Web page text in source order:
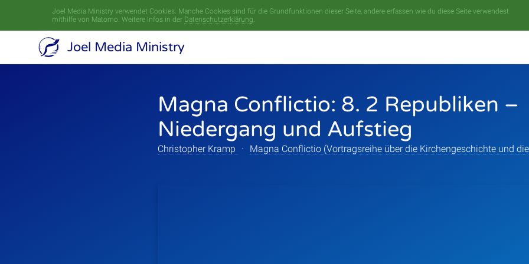
Joel Media Ministry verwendet Cookies. Manche Cookies sind für die Grundfunktionen dieser Seite, andere erfassen wie du diese Seite verwendest
mithilfe von Matomo. Weitere Infos in der Datenschutzerklärung.
Joel Media Ministry
Magna Conflictio: 8. 2 Republiken –
Niedergang und Aufstieg
Christopher Kramp · Magna Conflictio (Vortragsreihe über die Kirchengeschichte und